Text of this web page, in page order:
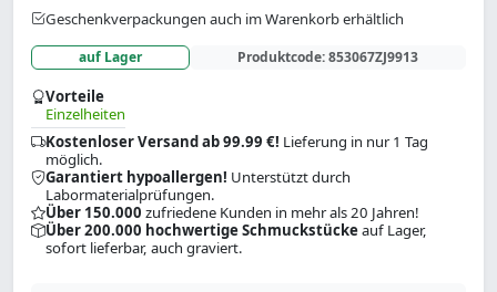
Geschenkverpackungen auch im Warenkorb erhältlich
auf Lager Produktcode:853067ZJ9913
Vorteile
Einzelheiten
Kostenloser Versand ab 99.99 €! Lieferung in nur 1 Tag
möglich.
Garantiert hypoallergen! Unterstützt durch
Labormaterialprüfungen.
Über 150.000 zufriedene Kunden in mehr als 20 Jahren!
Über 200.000 hochwertige Schmuckstückeauf Lager,
sofort lieferbar, auch graviert.